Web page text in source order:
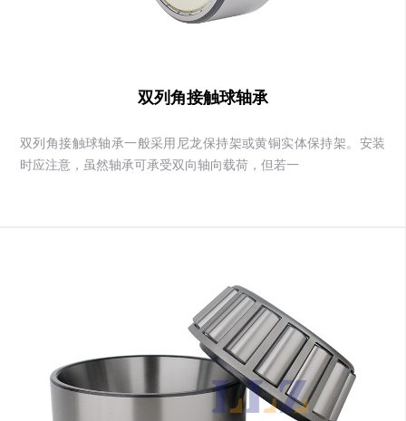
双列角接触球轴承
双列角接触球轴承一般采用尼龙保持架或黄铜实体保持架。安装
时应注意，虽然轴承可承受双向轴向载荷，但若一